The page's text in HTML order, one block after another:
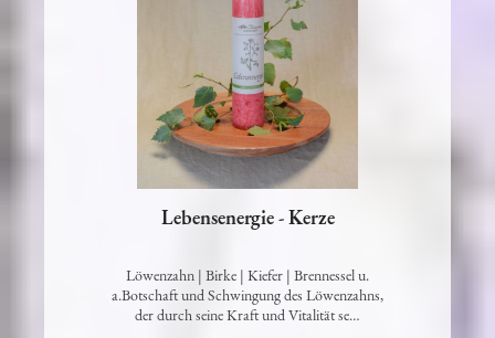
Lebensenergie - Kerze
Löwenzahn | Birke | Kiefer | Brennessel u.
a.Botschaft und Schwingung des Löwenzahns,
der durch seine Kraft und Vitalität se…